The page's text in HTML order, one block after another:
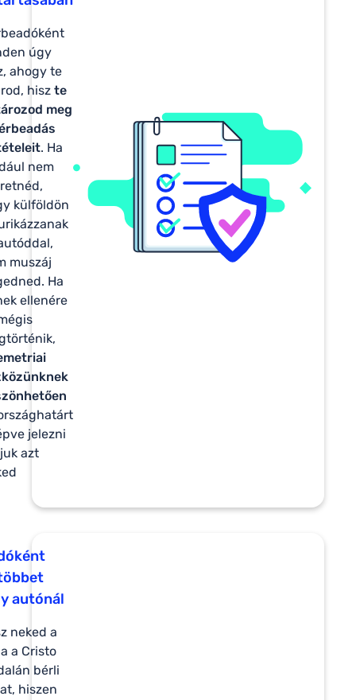
úgy
ahogy te
hisz te
meg
. Ha
nem
külföldön
muszáj
Ha
ellenére
jelezni
azt
autónál
neked a
a Cristo
bérli
hiszen